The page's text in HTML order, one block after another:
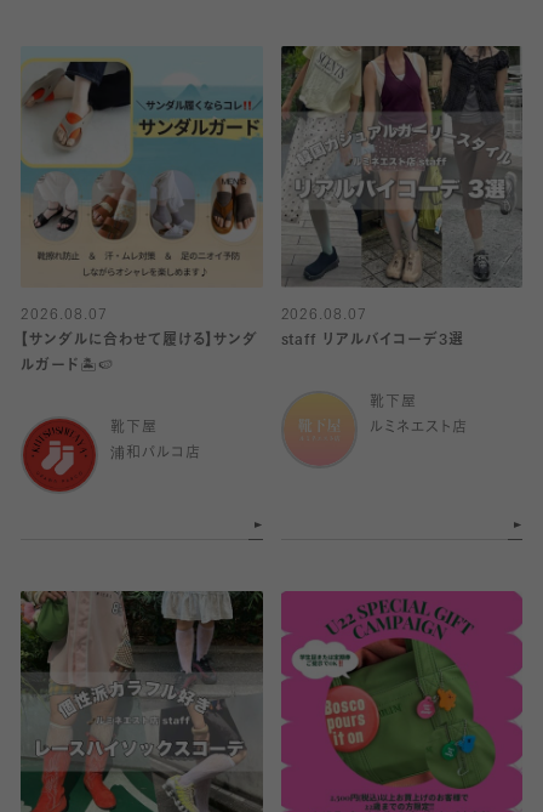
2026.08.07
【サンダルに合わせて履ける】サンダ
ルガード🏝️🍉
靴下屋
浦和パルコ店
2026.08.07
staff リアルバイコーデ3選
靴下屋
ルミネエスト店